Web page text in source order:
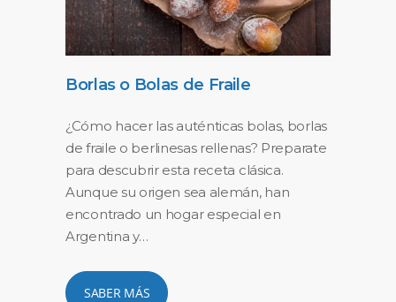
Borlas o Bolas de Fraile
¿Cómo hacer las auténticas bolas, borlas
de fraile o berlinesas rellenas? Preparate
para descubrir esta receta clásica.
Aunque su origen sea alemán, han
encontrado un hogar especial en
Argentina y…
SABER MÁS